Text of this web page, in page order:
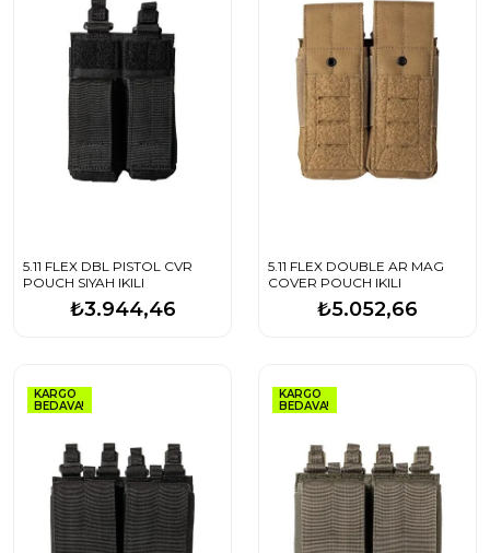
5.11 FLEX DBL PISTOL CVR
POUCH SIYAH IKILI
₺3.944,46
5.11 FLEX DOUBLE AR MAG
COVER POUCH IKILI
₺5.052,66
KARGO
BEDAVA!
KARGO
BEDAVA!